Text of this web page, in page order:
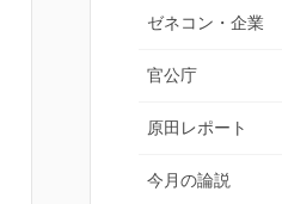
ゼネコン・企業
官公庁
原田レポート
今月の論説